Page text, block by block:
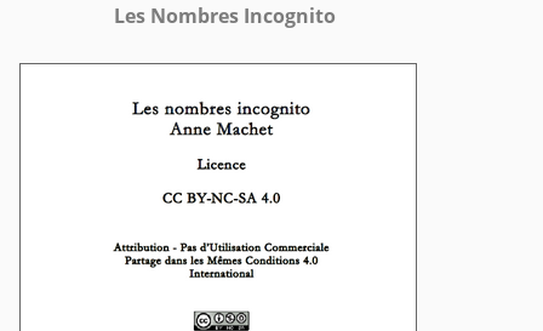
Les Nombres Incognito